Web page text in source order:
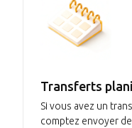
Transferts
Si vous avez un
comptez envoyer